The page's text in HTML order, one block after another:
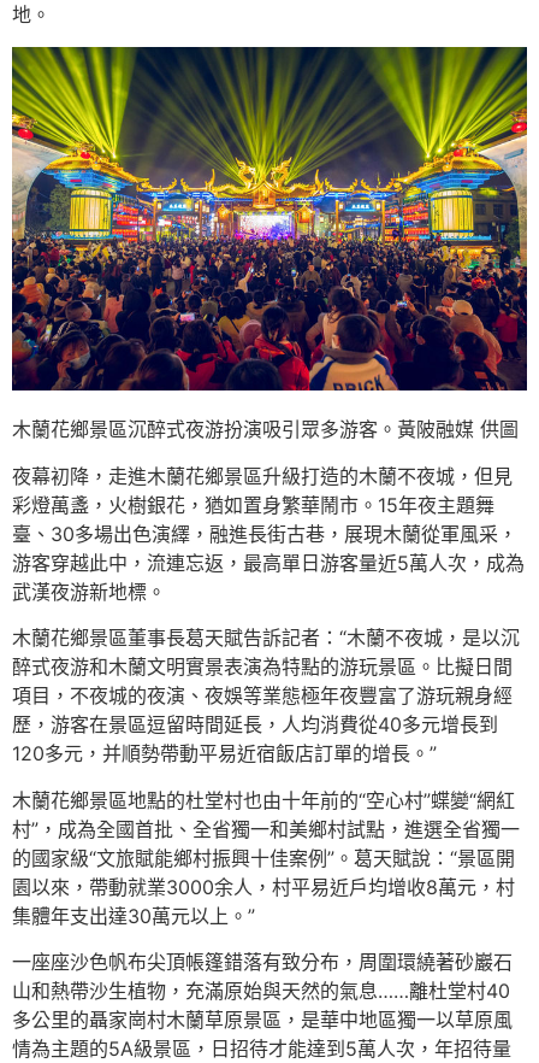
地。
木蘭花鄉景區沉醉式夜游扮演吸引眾多游客。黃陂融媒 供圖
夜幕初降，走進木蘭花鄉景區升級打造的木蘭不夜城，但見
彩燈萬盞，火樹銀花，猶如置身繁華鬧市。15年夜主題舞
臺、30多場出色演繹，融進長街古巷，展現木蘭從軍風采，
游客穿越此中，流連忘返，最高單日游客量近5萬人次，成為
武漢夜游新地標。
木蘭花鄉景區董事長葛天賦告訴記者：“木蘭不夜城，是以沉
醉式夜游和木蘭文明實景表演為特點的游玩景區。比擬日間
項目，不夜城的夜演、夜娛等業態極年夜豐富了游玩親身經
歷，游客在景區逗留時間延長，人均消費從40多元增長到
120多元，并順勢帶動平易近宿飯店訂單的增長。”
木蘭花鄉景區地點的杜堂村也由十年前的“空心村”蝶變“網紅
村”，成為全國首批、全省獨一和美鄉村試點，進選全省獨一
的國家級“文旅賦能鄉村振興十佳案例”。葛天賦說：“景區開
園以來，帶動就業3000余人，村平易近戶均增收8萬元，村
集體年支出達30萬元以上。”
一座座沙色帆布尖頂帳篷錯落有致分布，周圍環繞著砂巖石
山和熱帶沙生植物，充滿原始與天然的氣息……離杜堂村40
多公里的聶家崗村木蘭草原景區，是華中地區獨一以草原風
情為主題的5A級景區，日招待才能達到5萬人次，年招待量